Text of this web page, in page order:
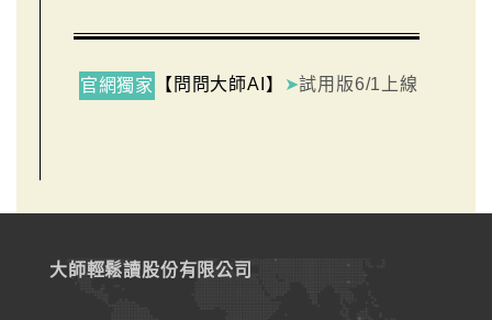
官網獨家 【問問大師AI】 ➤試用版6/1上線
大師輕鬆讀股份有限公司